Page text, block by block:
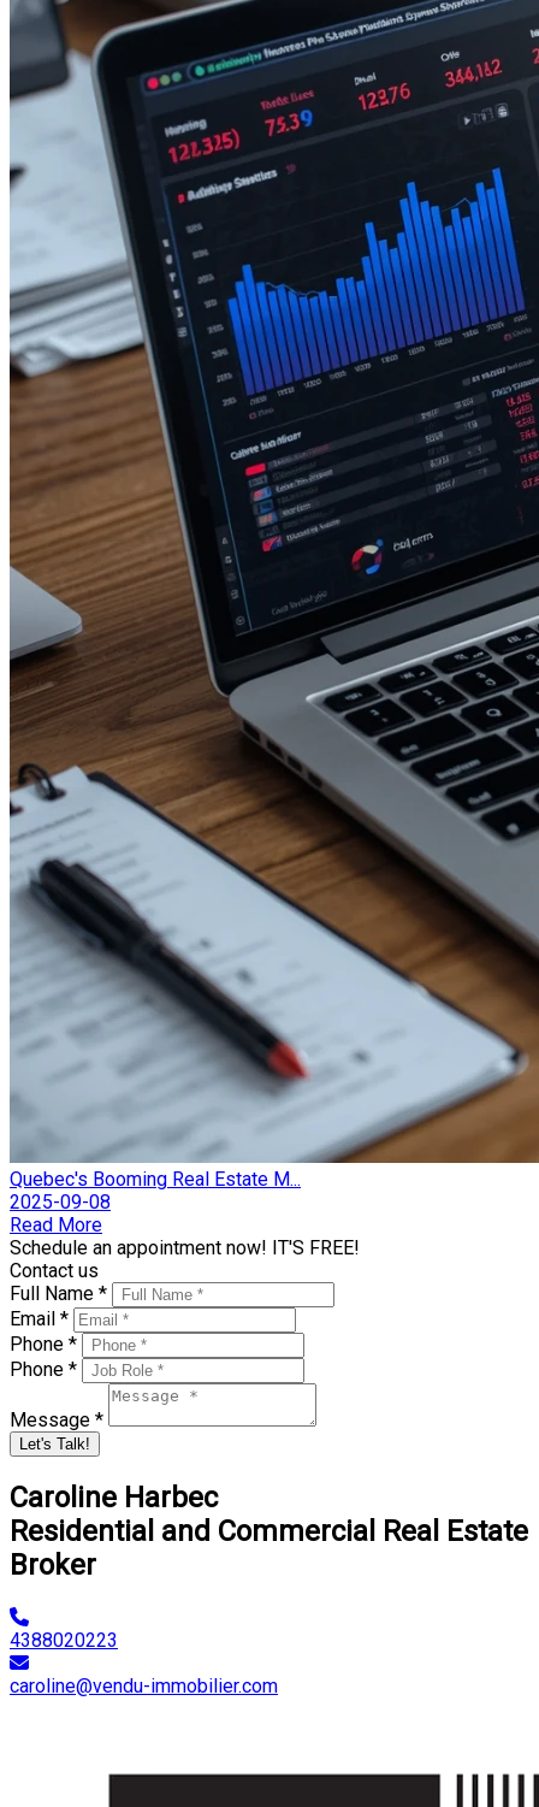
Quebec's Booming Real Estate M...
2025-09-08
Read More
Schedule an appointment now! IT'S FREE!
Contact us
Full Name *
Email *
Phone *
Phone *
Message *
Let's Talk!
Caroline Harbec
Residential and Commercial Real Estate
Broker
4388020223
caroline@vendu-immobilier.com